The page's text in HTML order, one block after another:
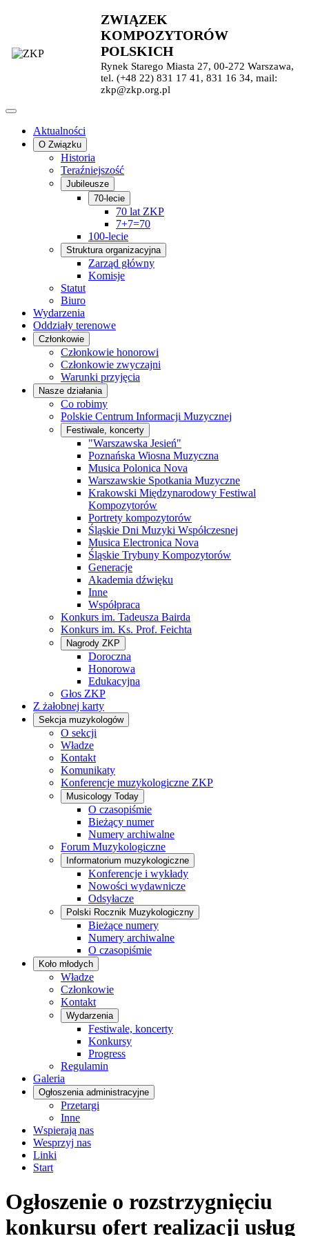
ZWIĄZEK
KOMPOZYTORÓW
POLSKICH
Rynek Starego Miasta 27, 00-272 Warszawa,
tel. (+48 22) 831 17 41, 831 16 34, mail:
zkp@zkp.org.pl
Aktualności
O Związku
Historia
Teraźniejszość
Jubileusze
70-lecie
70 lat ZKP
7+7=70
100-lecie
Struktura organizacyjna
Zarząd główny
Komisje
Statut
Biuro
Wydarzenia
Oddziały terenowe
Członkowie
Członkowie honorowi
Członkowie zwyczajni
Warunki przyjęcia
Nasze działania
Co robimy
Polskie Centrum Informacji Muzycznej
Festiwale, koncerty
"Warszawska Jesień"
Poznańska Wiosna Muzyczna
Musica Polonica Nova
Warszawskie Spotkania Muzyczne
Krakowski Międzynarodowy Festiwal
Kompozytorów
Portrety kompozytorów
Śląskie Dni Muzyki Współczesnej
Musica Electronica Nova
Śląskie Trybuny Kompozytorów
Generacje
Akademia dźwięku
Inne
Współpraca
Konkurs im. Tadeusza Bairda
Konkurs im. Ks. Prof. Feichta
Nagrody ZKP
Doroczna
Honorowa
Edukacyjna
Głos ZKP
Z żałobnej karty
Sekcja muzykologów
O sekcji
Władze
Kontakt
Komunikaty
Konferencje muzykologiczne ZKP
Musicology Today
O czasopiśmie
Bieżący numer
Numery archiwalne
Forum Muzykologiczne
Informatorium muzykologiczne
Konferencje i wykłady
Nowości wydawnicze
Odsyłacze
Polski Rocznik Muzykologiczny
Bieżące numery
Numery archiwalne
O czasopiśmie
Koło młodych
Władze
Członkowie
Kontakt
Wydarzenia
Festiwale, koncerty
Konkursy
Progress
Regulamin
Galeria
Ogłoszenia administracyjne
Przetargi
Inne
Wspierają nas
Wesprzyj nas
Linki
Start
Ogłoszenie o rozstrzygnięciu
konkursu ofert realizacji usług